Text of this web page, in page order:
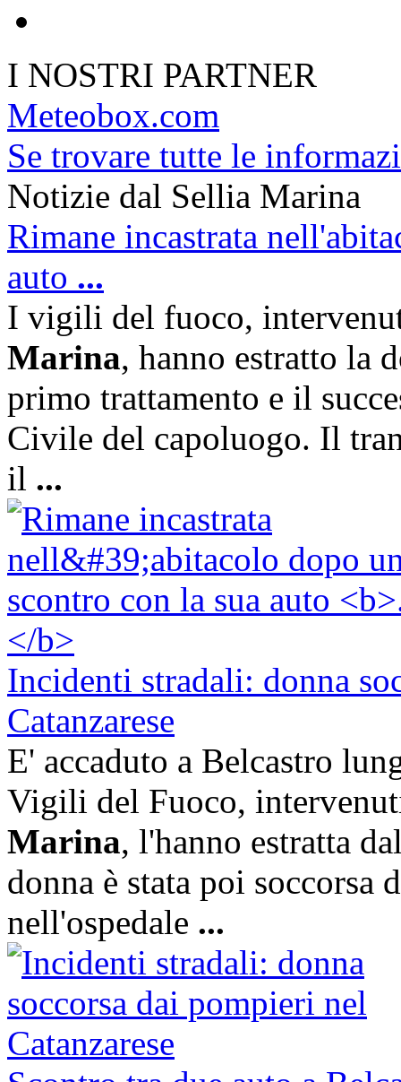
I NOSTRI PARTNER
Meteobox.com
Se trovare tutte le
Notizie dal Sellia Marina
Rimane incastrata
auto ...
I vigili del fuoco,
Marina, hanno estratto la
primo trattamento e il
Civile del capoluogo. Il
il ...
Incidenti stradali: donna
Catanzarese
E' accaduto a Belcastro
Vigili del Fuoco,
Marina, l'hanno estratta
donna è stata poi soccorsa
nell'ospedale ...